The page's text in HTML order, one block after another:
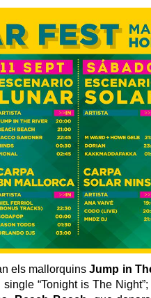
els mallorquinsJump in
“Tonight is The